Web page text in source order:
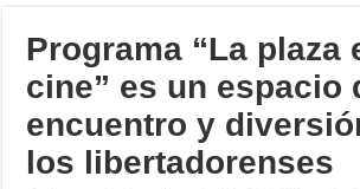
Programa “La plaza
cine” es un espacio
encuentro y
los libertadorenses